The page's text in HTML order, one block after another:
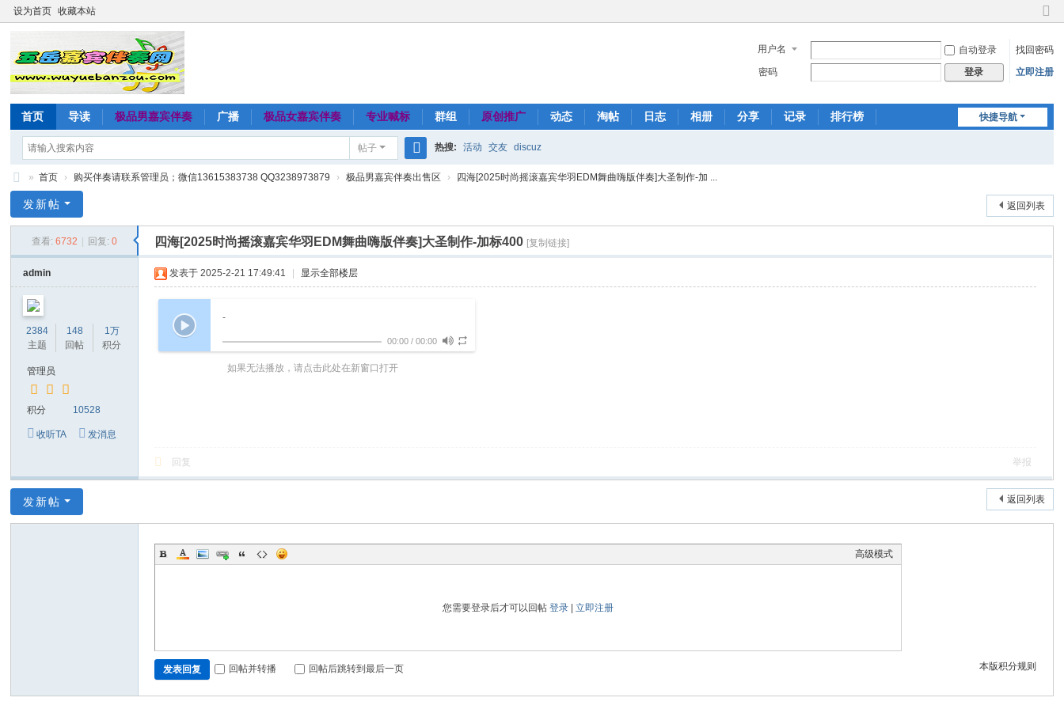
设为首页 收藏本站
切
到
窄
用户名 自动登录
找回密码
密码
登录 立即注册
快捷导航
首页 导读 极品男嘉宾伴奏 广播 极品女嘉宾伴奏 专业喊标 群组 原创推广 动态 淘帖 日志 相册 分享 记录 排行榜
帖子
搜
热搜: 活动 交友 discuz
岳
宾
伴
奏
伴
下
» 首页 › 购买伴奏请联系管理员；微信13615383738 QQ3238973879 › 极品男嘉宾伴奏出售区 › 四海[2025时尚摇滚嘉宾华羽EDM舞曲嗨版伴奏]大圣制作-加 ...
返回列表
发新帖
查看: 6732 回复: 0 四海[2025时尚摇滚嘉宾华羽EDM舞曲嗨版伴奏]大圣制作-加标400 [复制链接]
admin
2384
主题
148
回帖
1万
积分
管理员
积分 10528
收听TA 发消息
发表于 2025-2-21 17:49:41 显示全部楼层
-
00:00 /00:00
如果无法播放，请点击此处在新窗口打开
回复 举报
返回列表
发新帖
高级模式
您需要登录后才可以回帖登录 |立即注册
本版积分规则
发表回复 回帖并转播 回帖后跳转到最后一页